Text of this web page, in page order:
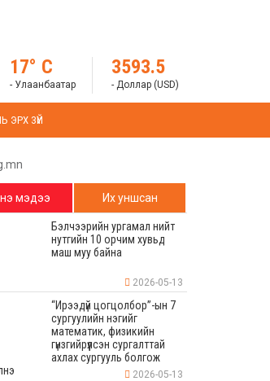
17° C
- Улаанбаатар
3593.5
- Доллар (USD)
ЭРХ ЗҮЙ
мэдээ Их уншсан
Бэлчээрийн ургамал нийт
нутгийн 10 орчим хувьд
маш муу байна
2026-05-13
“Ирээдүй цогцолбор”-ын 7
сургуулийн нэгийг
математик, физикийн
гүнзгийрүүлсэн сургалттай
ахлах сургууль болгож
2026-05-13